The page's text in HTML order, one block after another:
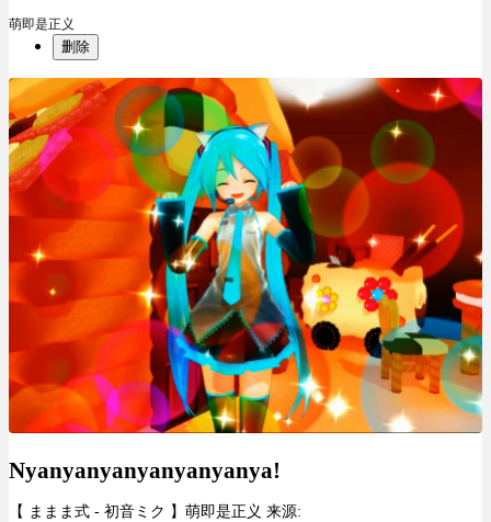
萌即是正义
删除
Nyanyanyanyanyanyanya!
【 ままま式 - 初音ミク 】萌即是正义 来源: